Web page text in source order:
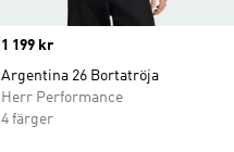
Price
1 199 kr
Argentina 26 Bortatröja
Herr Performance
4 färger